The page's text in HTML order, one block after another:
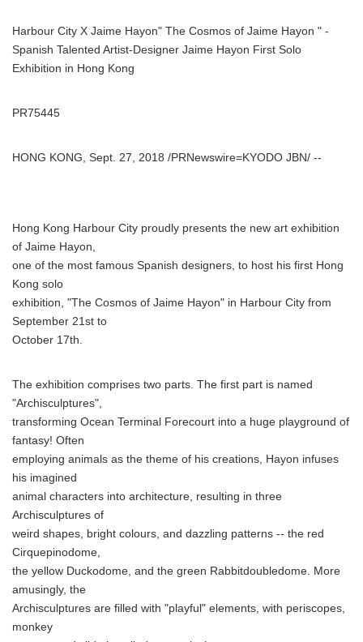
Harbour City X Jaime Hayon" The Cosmos of Jaime Hayon " -
Spanish Talented Artist-Designer Jaime Hayon First Solo
Exhibition in Hong Kong
PR75445
HONG KONG, Sept. 27, 2018 /PRNewswire=KYODO JBN/ --
Hong Kong Harbour City proudly presents the new art exhibition
of Jaime Hayon,
one of the most famous Spanish designers, to host his first Hong
Kong solo
exhibition, "The Cosmos of Jaime Hayon" in Harbour City from
September 21st to
October 17th.
The exhibition comprises two parts. The first part is named
"Archisculptures",
transforming Ocean Terminal Forecourt into a huge playground of
fantasy! Often
employing animals as the theme of his creations, Hayon infuses
his imagined
animal characters into architecture, resulting in three
Archisculptures of
weird shapes, bright colours, and dazzling patterns -- the red
Cirquepinodome,
the yellow Duckodome, and the green Rabbitdoubledome. More
amusingly, the
Archisculptures are filled with "playful" elements, with periscopes,
monkey